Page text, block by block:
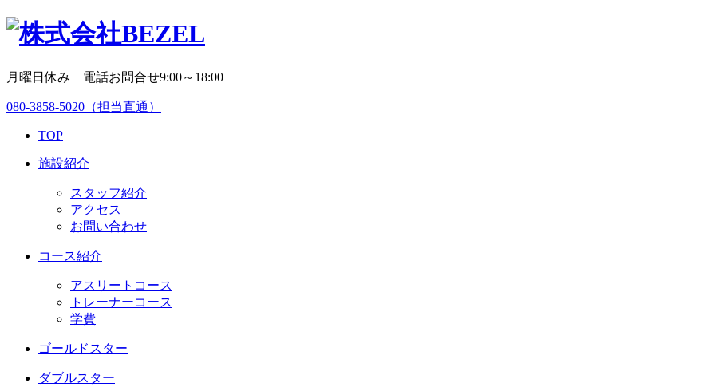
月曜日休み 電話お問合せ9:00～18:00
080-3858-5020 （担当直通）
TOP
施設紹介
スタッフ紹介
アクセス
お問い合わせ
コース紹介
アスリートコース
トレーナーコース
学費
ゴールドスター
ダブルスター